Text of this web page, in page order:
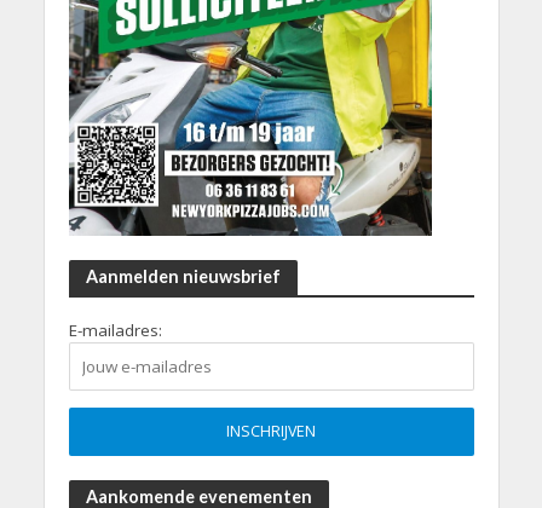
Aanmelden nieuwsbrief
E-mailadres:
Aankomende evenementen